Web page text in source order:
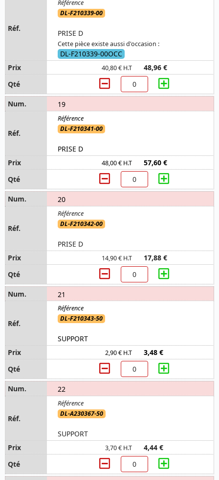
DL-F210339-00
PRISE D
Cette pièce existe aussi d'occasion :
DL-F210339-00OCC
40,80 € H.T 48,96 €
19
DL-F210341-00
PRISE D
48,00 € H.T 57,60 €
20
DL-F210342-00
PRISE D
14,90 € H.T 17,88 €
21
DL-F210343-50
SUPPORT
2,90 € H.T 3,48 €
22
DL-A230367-50
SUPPORT
3,70 € H.T 4,44 €